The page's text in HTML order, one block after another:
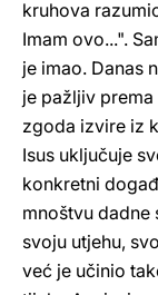
kruhova
Imam ovo...".
je imao. Danas
je pažljiv
zgoda izvire iz
Isus uključuje
konkretni
mnoštvu dadne
svoju utjehu,
već je učinio